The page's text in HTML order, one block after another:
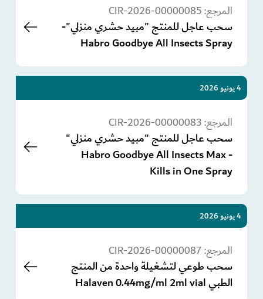
المرجع:CIR-2026-00000085
سحب عاجل للمنتج "مبيد حشري منزلي"-
Habro Goodbye All Insects Spray
4 يونيو 2026
المرجع:CIR-2026-00000083
سحب عاجل للمنتج "مبيد حشري منزلي"
- Habro Goodbye All Insects Max
Kills in One Spray
4 يونيو 2026
المرجع:CIR-2026-00000087
سحب طوعي لتشغيلة واحدة من المنتج
الطبي Halaven 0.44mg/ml 2ml vial